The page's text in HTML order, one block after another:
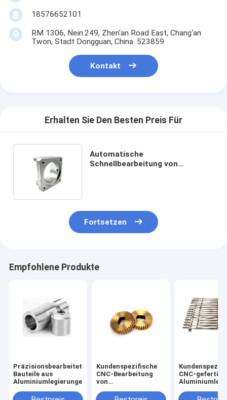
18576652101
RM 1306, Nein.249, Zhen'an Road East, Chang'an
Twon, Stadt Dongguan, China. 523859
Kontakt
Erhalten Sie Den Besten Preis Für
Automatische
Schnellbearbeitung von
Fortsetzen
Empfohlene Produkte
Präzisionsbearbeitete
Bauteile aus
Aluminiumlegierungen
Kundenspezifische
CNC-Bearbeitung
von
mit 0,02 mm
CNC-
Toleranz